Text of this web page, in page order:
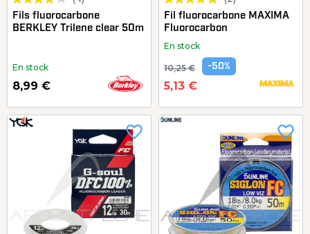
Fils fluorocarbone
BERKLEY Trilene clear 50m
En stock
8,99 €
Fil fluorocarbone MAXIMA
Fluorocarbon
En stock
10,25 € -50%
5,13 €
favorite_border favorite_border